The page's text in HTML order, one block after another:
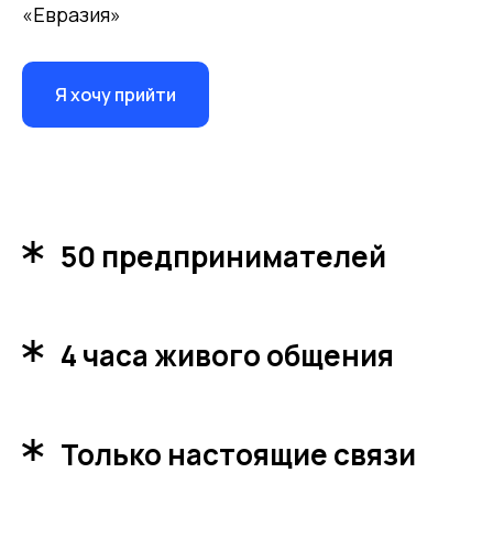
«Евразия»
Я хочу прийти
50 предпринимателей
4 часа живого общения
Только настоящие связи